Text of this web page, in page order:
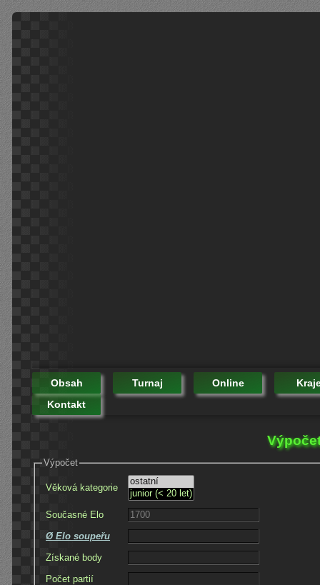
Obsah Turnaj Online
Kontakt
Výpočet
Věková kategorie
Současné Elo
Ø Elo soupeřu
Získané body
Počet partií